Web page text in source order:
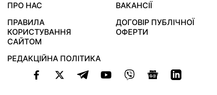
ПРО НАС
ВАКАНСІЇ
ПРАВИЛА
КОРИСТУВАННЯ
САЙТОМ
ДОГОВІР ПУБЛІЧНОЇ
ОФЕРТИ
РЕДАКЦІЙНА ПОЛІТИКА